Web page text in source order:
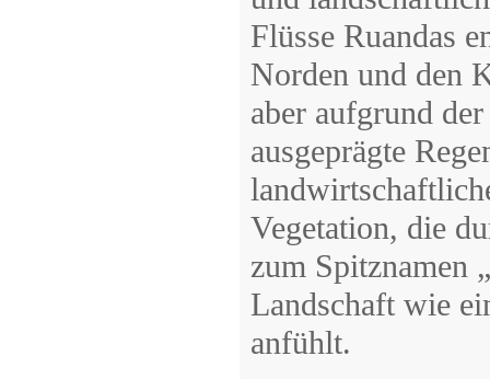
Flüsse Ruandas
Norden und den
aber aufgrund
ausgeprägte
Vegetation, die
zum Spitznamen
Landschaft wie
anfühlt.